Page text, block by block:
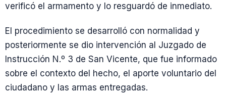
verificó el armamento y lo resguardó de inmediato.
El procedimiento se desarrolló con normalidad y
posteriormente se dio intervención al Juzgado de
Instrucción N.º 3 de San Vicente, que fue informado
sobre el contexto del hecho, el aporte voluntario del
ciudadano y las armas entregadas.